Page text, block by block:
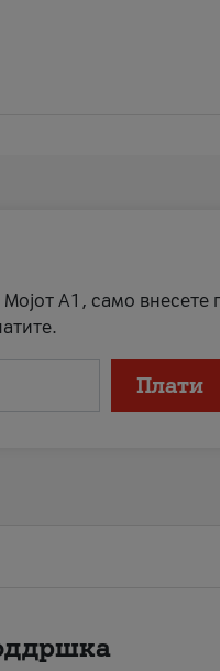
Мојот А1, само внесете
Плати